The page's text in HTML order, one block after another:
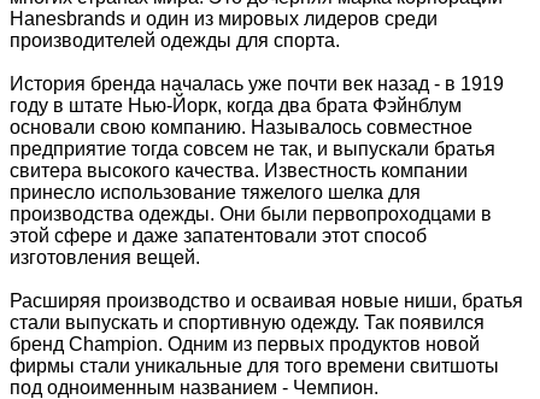
Hanesbrands и один из мировых лидеров среди
производителей одежды для спорта.
История бренда началась уже почти век назад - в 1919
году в штате Нью-Йорк, когда два брата Фэйнблум
основали свою компанию. Называлось совместное
предприятие тогда совсем не так, и выпускали братья
свитера высокого качества. Известность компании
принесло использование тяжелого шелка для
производства одежды. Они были первопроходцами в
этой сфере и даже запатентовали этот способ
изготовления вещей.
Расширяя производство и осваивая новые ниши, братья
стали выпускать и спортивную одежду. Так появился
бренд Champion. Одним из первых продуктов новой
фирмы стали уникальные для того времени свитшоты
под одноименным названием - Чемпион.